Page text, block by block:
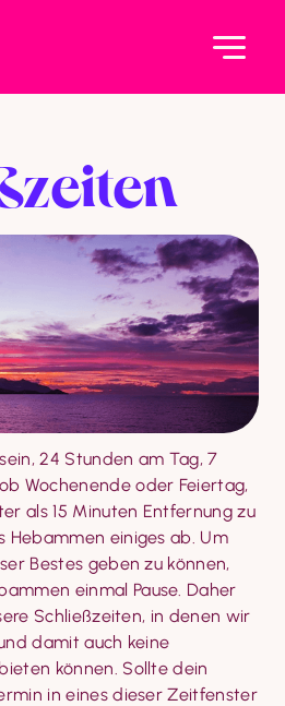
24 Stunden am Tag, 7
Wochenende oder Feiertag,
als 15 Minuten Entfernung zu
Hebammen einiges ab. Um
Bestes geben zu können,
einmal Pause. Daher
Schließzeiten, in denen wir
damit auch keine
können. Sollte dein
in eines dieser Zeitfenster